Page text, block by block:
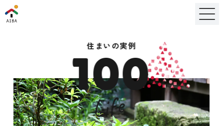
住まいの実例
100
Life